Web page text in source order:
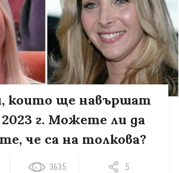
които ще навършат
г. Можете ли да
че са на толкова?
3635 5